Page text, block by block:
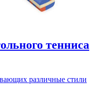
тенниса
различные стили